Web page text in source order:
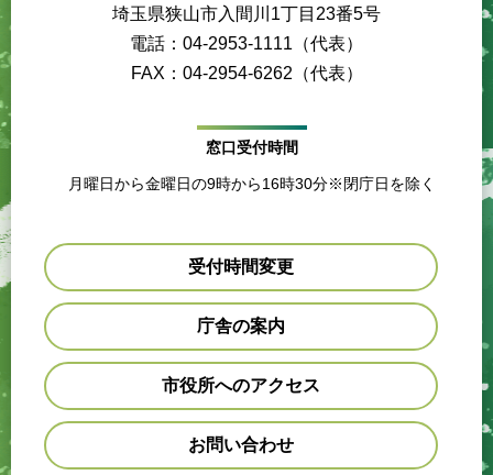
埼玉県狭山市入間川1丁目23番5号
電話：04-2953-1111（代表）
FAX：04-2954-6262（代表）
窓口受付時間
月曜日から金曜日の9時から16時30分※閉庁日を除く
受付時間変更
庁舎の案内
市役所へのアクセス
お問い合わせ